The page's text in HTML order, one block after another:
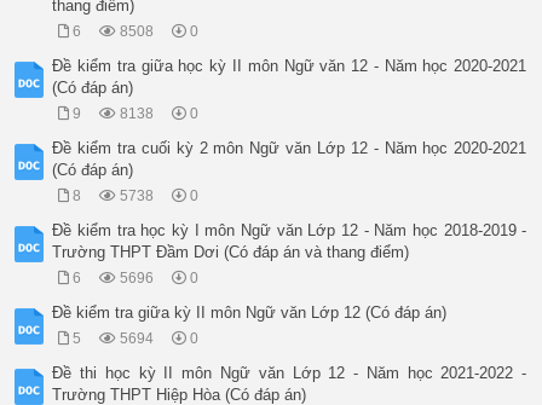
Học sinh có thể lựa chọn các thao tác lập luận phù hợp để
thang điểm)
6 8508 0
Đề kiểm tra giữa học kỳ II môn Ngữ văn 12 - Năm học 2020-2021
(Có đáp án)
9 8138 0
Đề kiểm tra cuối kỳ 2 môn Ngữ văn Lớp 12 - Năm học 2020-2021
(Có đáp án)
8 5738 0
Đề kiểm tra học kỳ I môn Ngữ văn Lớp 12 - Năm học 2018-2019 -
Trường THPT Đầm Dơi (Có đáp án và thang điểm)
6 5696 0
Đề kiểm tra giữa kỳ II môn Ngữ văn Lớp 12 (Có đáp án)
5 5694 0
Đề thi học kỳ II môn Ngữ văn Lớp 12 - Năm học 2021-2022 -
Trường THPT Hiệp Hòa (Có đáp án)